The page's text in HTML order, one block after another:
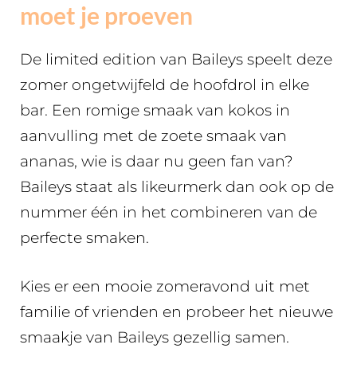
moet je proeven
De limited edition van Baileys speelt deze
zomer ongetwijfeld de hoofdrol in elke
bar. Een romige smaak van kokos in
aanvulling met de zoete smaak van
ananas, wie is daar nu geen fan van?
Baileys staat als likeurmerk dan ook op de
nummer één in het combineren van de
perfecte smaken.
Kies er een mooie zomeravond uit met
familie of vrienden en probeer het nieuwe
smaakje van Baileys gezellig samen.